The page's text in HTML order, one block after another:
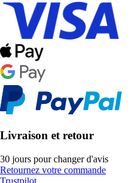
Livraison et retour
30 jours pour changer d'avis
Retournez votre commande
Trustpilot